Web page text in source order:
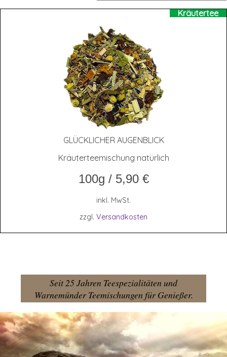
Kräutertee
GLÜCK­LI­CHER AUGENBLICK
Kräuterteemischung natürlich
100g / 5,90 €
inkl. MwSt.
zzgl. Versandkosten
Seit 25 Jahren Teespezialitäten und
Warnemünder Teemischungen für Genießer.